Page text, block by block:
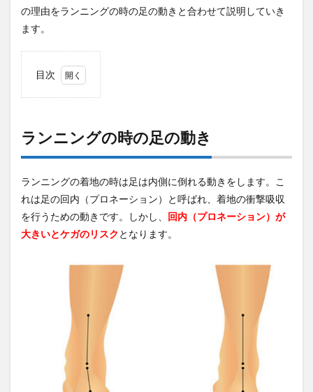
の理由をランニングの時の足の動きと合わせて説明していき
ます。
目次
グの
時の
足の
足の
サイ
ズに
合っ
ランニングの時の足の動き
ランニングの着地の時は足は内側に倒れる動きをします。こ
れは足の回内（プロネーション）と呼ばれ、着地の衝撃吸収
を行うための動きです。しかし、 回内（プロネーション）が
大きいとケガのリスク となります。